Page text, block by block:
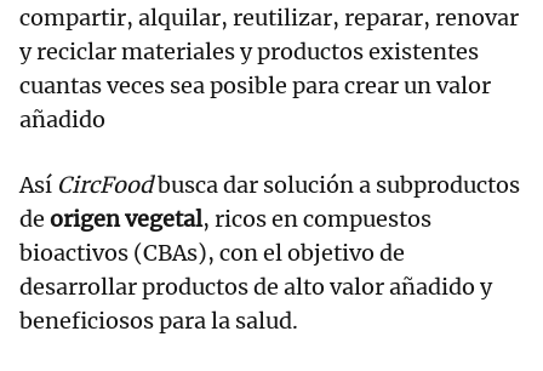
compartir, alquilar, reutilizar, reparar, renovar
y reciclar materiales y productos existentes
cuantas veces sea posible para crear un valor
añadido
Así CircFoodbusca dar solución a subproductos
de origen vegetal, ricos en compuestos
bioactivos (CBAs), con el objetivo de
desarrollar productos de alto valor añadido y
beneficiosos para la salud.